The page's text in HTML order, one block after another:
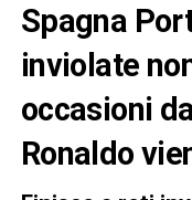
Spagna
inviolate
occasioni
Ronaldo